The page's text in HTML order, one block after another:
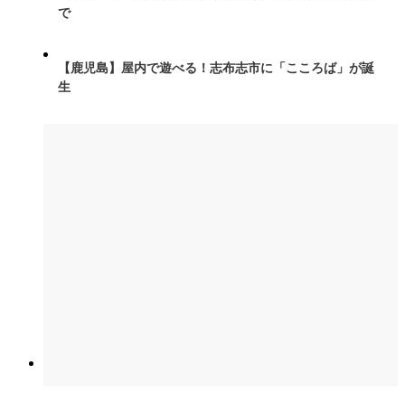
で
【鹿児島】屋内で遊べる！志布志市に「こころば」が誕
生